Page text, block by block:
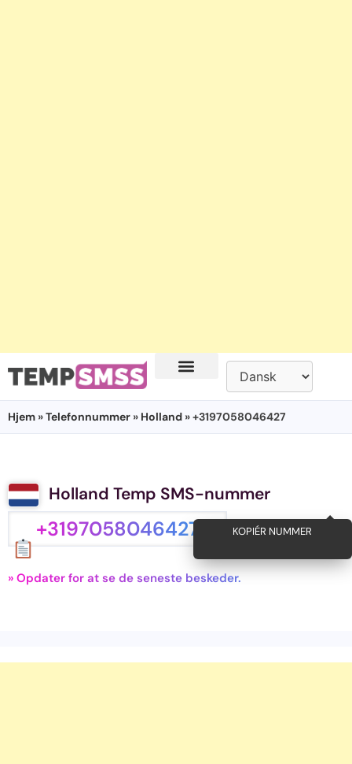
Hjem »Telefonnummer » Holland » +3197058046427
Holland Temp SMS-nummer
+3197058046427 KOPIÉR NUMMER
» Opdater for at se de seneste beskeder.